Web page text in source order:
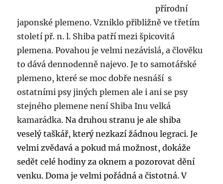
přírodní
japonské plemeno. Vzniklo přibližně ve třetím
století př. n. l. Shiba patří mezi špicovitá
plemena. Povahou je velmi nezávislá, a člověku
to dává dennodenně najevo. Je to samotářské
plemeno, které se moc dobře nesnáší s
ostatními psy jiných plemen ale i ani se psy
stejného plemene není Shiba Inu velká
kamarádka.Na druhou stranu je ale shiba
veselý taškář, který nezkazí žádnou legraci. Je
velmi zvědavá a pokud má možnost, dokáže
sedět celé hodiny za oknem a pozorovat dění
venku. Doma je velmi pořádná a čistotná. V